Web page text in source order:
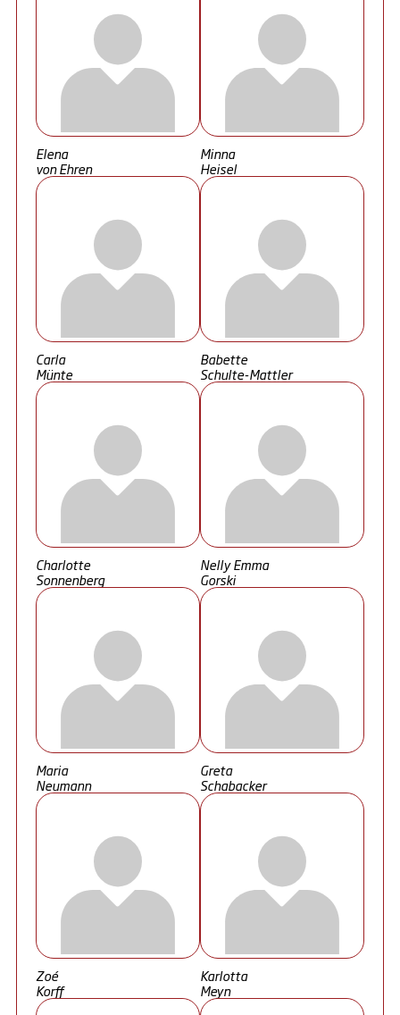
Elena
von Ehren
Minna
Heisel
Carla
Münte
Babette
Schulte-Mattler
Charlotte
Sonnenberg
Nelly Emma
Gorski
Maria
Neumann
Greta
Schabacker
Zoé
Korff
Karlotta
Meyn